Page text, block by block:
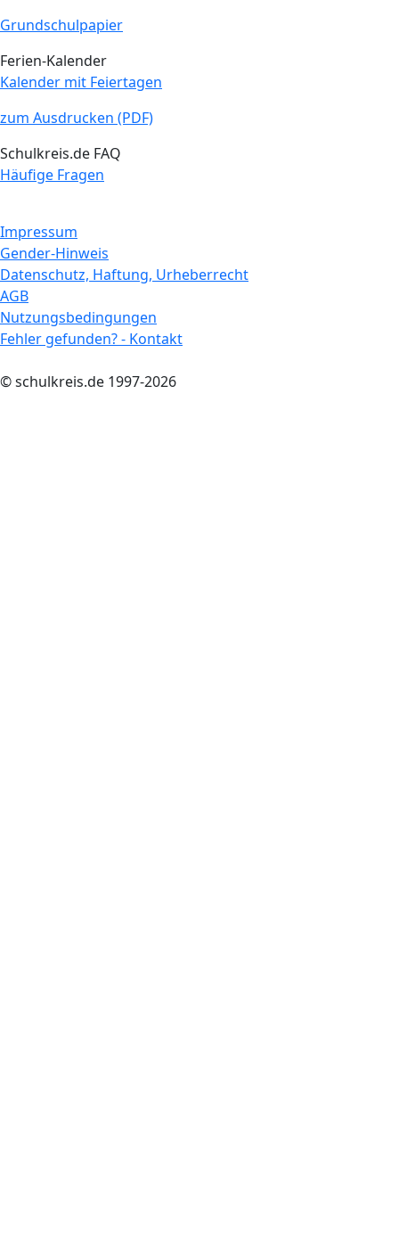
Grundschulpapier
Ferien-Kalender
Kalender mit Feiertagen
zum Ausdrucken (PDF)
Schulkreis.de FAQ
Häufige Fragen
Impressum
Gender-Hinweis
Datenschutz, Haftung, Urheberrecht
AGB
Nutzungsbedingungen
Fehler gefunden? - Kontakt
© schulkreis.de 1997-2026